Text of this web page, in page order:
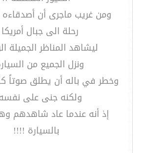
ومن غريب ماجرى أن
رحلة الى جبال
ليشاهد المناظر الجميلة
ونزل الجميع من
وخطر في باله أن يطلق صوتاً
ولكنه جنى على
إذ أنه عندما عاد شاهدهم
بالسيارة !!!!